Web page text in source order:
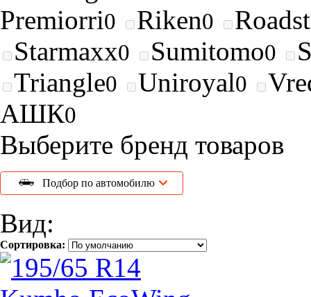
Premiorri0 Riken0
Starmaxx0 Sumitomo0
Triangle0 Uniroyal0
АШК0
Выберите бренд товаров
Подбор по автомобилю
Вид:
Сортировка: